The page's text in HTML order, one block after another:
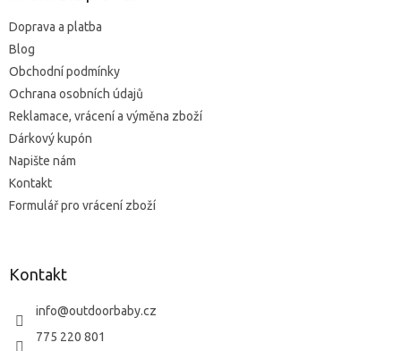
Doprava a platba
Blog
Obchodní podmínky
Ochrana osobních údajů
Reklamace, vrácení a výměna zboží
Dárkový kupón
Napište nám
Kontakt
Formulář pro vrácení zboží
Kontakt
info@outdoorbaby.cz
775 220 801